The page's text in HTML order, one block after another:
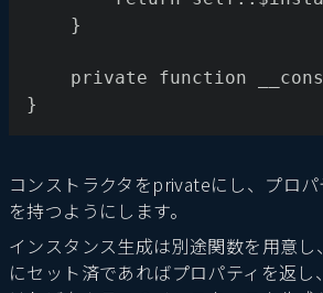
    }
private function
}
コンストラクタをprivateにし、プロ
を持つようにします。
インスタンス生成は別途関数を用意し
にセット済であればプロパティを返